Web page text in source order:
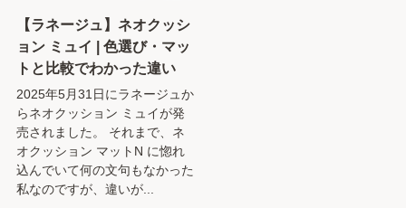
【ラネージュ】ネオクッシ
ョン ミュイ | 色選び・マッ
トと比較でわかった違い
2025年5月31日にラネージュか
らネオクッション ミュイが発
売されました。 それまで、ネ
オクッション マットN に惚れ
込んでいて何の文句もなかった
私なのですが、違いが...